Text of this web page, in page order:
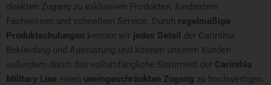
direkten Zugang zu exklusiven Produkten, fundiertem
Fachwissen und schnellem Service. Durch regelmäßige
Produktschulungen kennen wir jedes Detail der Carinthia
Bekleidung und Ausrüstung und können unseren Kunden
außerdem durch das vollumfängliche Sortiment der Carinthia
Military Line einen uneingeschränkten Zugang zu hochwertigen